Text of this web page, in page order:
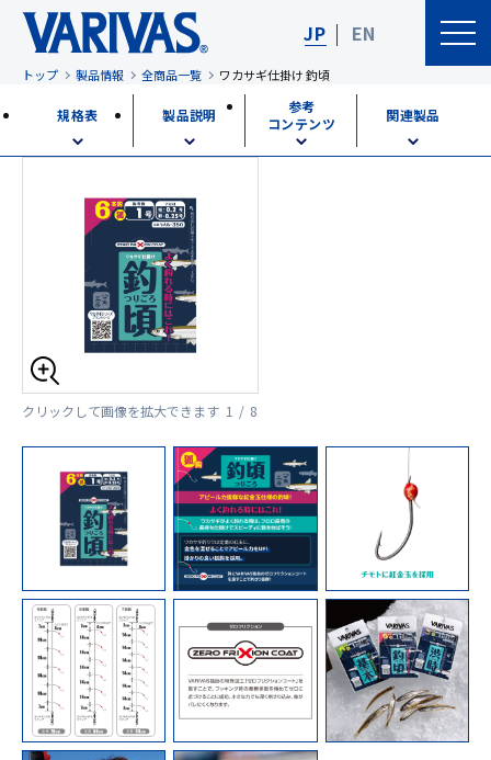
JP EN
トップ 製品情報 全商品一覧 ワカサギ仕掛け 釣頃
規格表 製品説明
参考
コンテンツ
関連製品
クリックして画像を拡大できます 1 / 8